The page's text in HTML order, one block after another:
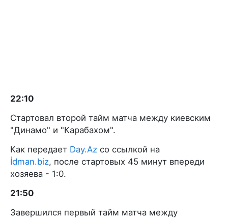
22:10
Стартовал второй тайм матча между киевским
"Динамо" и "Карабахом".
Как передает Day.Az со ссылкой на
İdman.biz, после стартовых 45 минут впереди
хозяева - 1:0.
21:50
Завершился первый тайм матча между